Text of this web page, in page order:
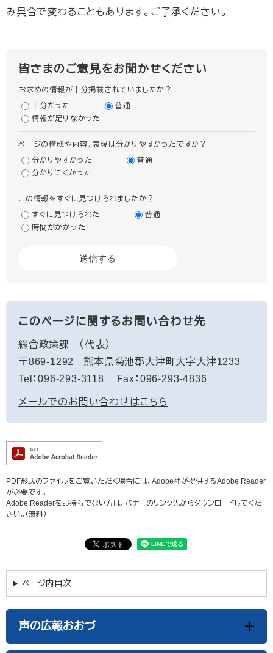
み具合で変わることもあります。ご了承ください。
皆さまのご意見をお聞かせください
お求めの情報が十分掲載されていましたか？
十分だった
普通
情報が足りなかった
ページの構成や内容、表現は分かりやすかったですか？
分かりやすかった
普通
分かりにくかった
この情報をすぐに見つけられましたか？
すぐに見つけられた
普通
時間がかかった
このページに関するお問い合わせ先
総合政策課
代表
〒869-1292
熊本県菊池郡大津町大字大津1233
Tel：096-293-3118
Fax：096-293-4836
メールでのお問い合わせはこちら
PDF形式のファイルをご覧いただく場合には、Adobe社が提供するAdobe Reader
が必要です。
Adobe Readerをお持ちでない方は、バナーのリンク先からダウンロードしてくだ
さい。（無料）
ページ内目次
声の広報おおづ